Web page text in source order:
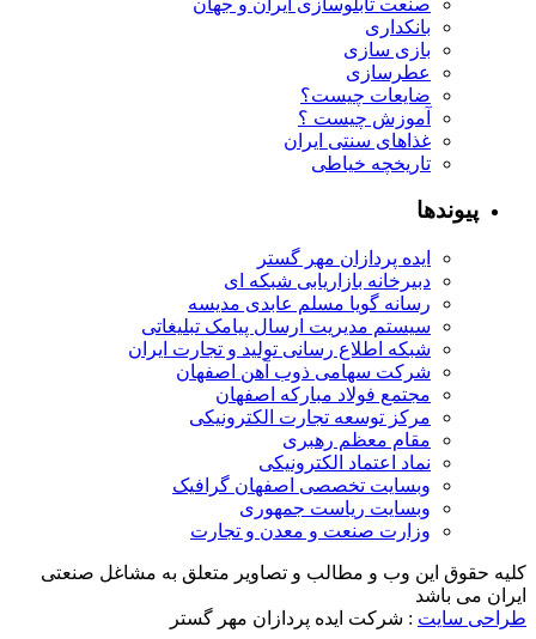
صنعت تابلوسازی ایران و جهان
بانکداری
بازی سازی
عطرسازی
ضایعات چیست؟
آموزش چیست ؟
غذاهای سنتی ایران
تاریخچه خیاطی
پیوندها
ایده پردازان مهر گستر
دبیرخانه بازاریابی شبکه ای
رسانه گویا مسلم عابدی مدیسه
سیستم مدیریت ارسال پیامک تبلیغاتی
شبکه اطلاع رسانی تولید و تجارت ایران
شرکت سهامی ذوب آهن اصفهان
مجتمع فولاد مبارکه اصفهان
مرکز توسعه تجارت الکترونیکی
مقام معظم رهبری
نماد اعتماد الکترونیکی
وبسایت تخصصی اصفهان گرافیک
وبسایت ریاست جمهوری
وزارت صنعت و معدن و تجارت
کلیه حقوق این وب و مطالب و تصاویر متعلق به مشاغل صنعتی
ایران می باشد
طراحی سایت : شرکت ایده پردازان مهر گستر